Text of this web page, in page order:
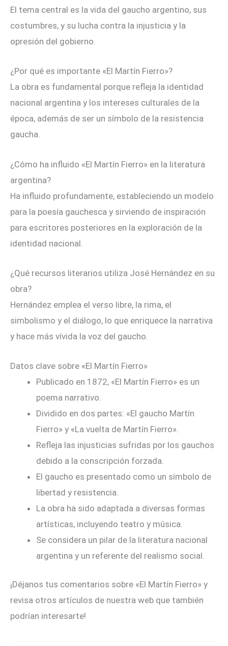
El tema central es la vida del gaucho argentino, sus
costumbres, y su lucha contra la injusticia y la
opresión del gobierno.
¿Por qué es importante «El Martín Fierro»?
La obra es fundamental porque refleja la identidad
nacional argentina y los intereses culturales de la
época, además de ser un símbolo de la resistencia
gaucha.
¿Cómo ha influido «El Martín Fierro» en la literatura
argentina?
Ha influido profundamente, estableciendo un modelo
para la poesía gauchesca y sirviendo de inspiración
para escritores posteriores en la exploración de la
identidad nacional.
¿Qué recursos literarios utiliza José Hernández en su
obra?
Hernández emplea el verso libre, la rima, el
simbolismo y el diálogo, lo que enriquece la narrativa
y hace más vívida la voz del gaucho.
Datos clave sobre «El Martín Fierro»
Publicado en 1872, «El Martín Fierro» es un
poema narrativo.
Dividido en dos partes: «El gaucho Martín
Fierro» y «La vuelta de Martín Fierro».
Refleja las injusticias sufridas por los gauchos
debido a la conscripción forzada.
El gaucho es presentado como un símbolo de
libertad y resistencia.
La obra ha sido adaptada a diversas formas
artísticas, incluyendo teatro y música.
Se considera un pilar de la literatura nacional
argentina y un referente del realismo social.
¡Déjanos tus comentarios sobre «El Martín Fierro» y
revisa otros artículos de nuestra web que también
podrían interesarte!